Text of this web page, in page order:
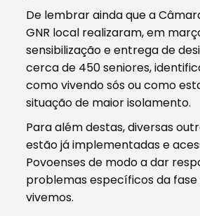
De lembrar ainda que a
GNR local realizaram, em
sensibilização e entrega de
cerca de 450 seniores,
como vivendo sós ou como
situação de maior isolamento.
Para além destas, diversas
estão já implementadas e
Povoenses de modo a dar
problemas específicos da fase
vivemos.